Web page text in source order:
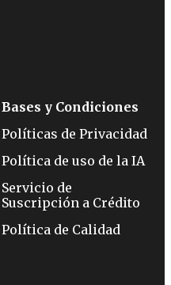
Bases y Condiciones
Políticas de Privacidad
Política de uso de la IA
Servicio de
Suscripción a Crédito
Política de Calidad